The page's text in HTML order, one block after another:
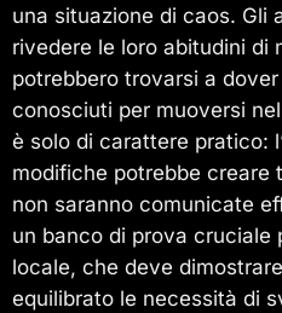
una situazione di caos. Gli
rivedere le loro abitudini di
potrebbero trovarsi a
conosciuti per muoversi
è solo di carattere pratico:
modifiche potrebbe creare
non saranno comunicate
un banco di prova cruciale
locale, che deve
equilibrato le necessità di